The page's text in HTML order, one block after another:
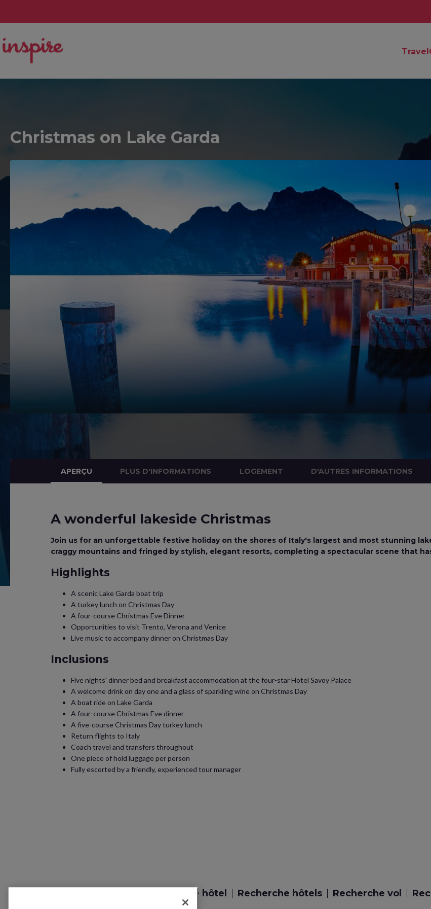
Christmas on Lake Garda
APERÇU PLUS D'INFORMATIONS LOGEMENT D'AUTRES INFORMATIONS
A wonderful lakeside Christmas
Join us for an unforgettable festive holiday on the shores of Italy's largest and most stunning
craggy mountains and fringed by stylish, elegant resorts, completing a spectacular scene that
Highlights
A scenic Lake Garda boat trip
A turkey lunch on Christmas Day
A four-course Christmas Eve Dinner
Opportunities to visit Trento, Verona and Venice
Live music to accompany dinner on Christmas Day
Inclusions
Five nights' dinner bed and breakfast accommodation at the four-star Hotel Savoy Palace
A welcome drink on day one and a glass of sparkling wine on Christmas Day
A boat ride on Lake Garda
A four-course Christmas Eve dinner
A five-course Christmas Day turkey lunch
Return flights to Italy
Coach travel and transfers throughout
One piece of hold luggage per person
Fully escorted by a friendly, experienced tour manager
Recherche vol + hôtel Recherche hôtels Recherche vol